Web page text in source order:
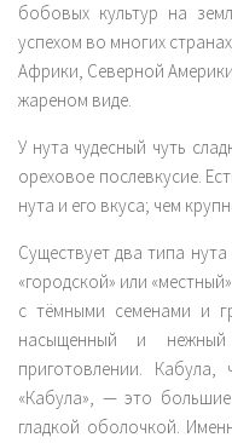
Аюрведа
Философия
Йога терапия
Точка зрения
Контакты
English
бобовых культур на
успехом во многих
Африки, Северной
жареном виде.
У нута чудесный чуть
ореховое послевкусие.
нута и его вкуса; чем
Существует два типа
«городской» или
с тёмными семенами и
насыщенный и
приготовлении.
«Кабула», — это
гладкой оболочкой.